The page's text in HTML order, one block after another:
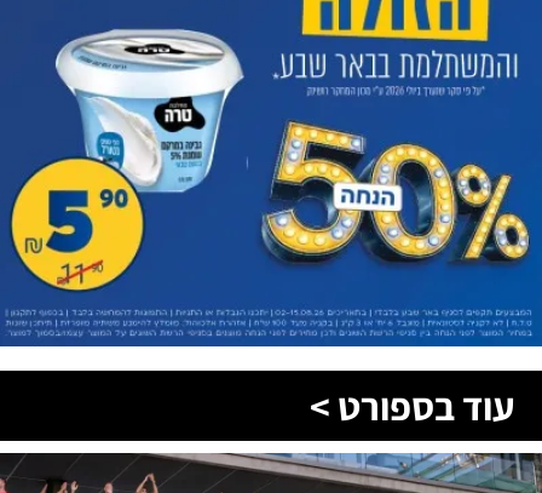
עוד בספורט >